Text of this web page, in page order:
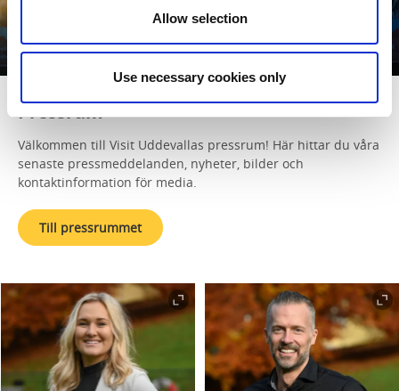
Allow selection
Use necessary cookies only
Pressrum
Välkommen till Visit Uddevallas pressrum! Här hittar du våra
senaste pressmeddelanden, nyheter, bilder och
kontaktinformation för media.
Till pressrummet